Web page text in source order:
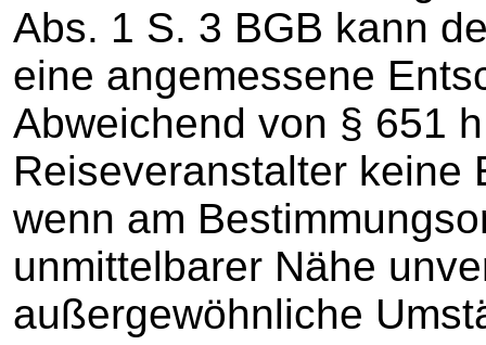
Abs. 1 S. 3 BGB kann
eine angemessene
Abweichend von § 651
Reiseveranstalter keine
wenn am
unmittelbarer Nähe
außergewöhnliche